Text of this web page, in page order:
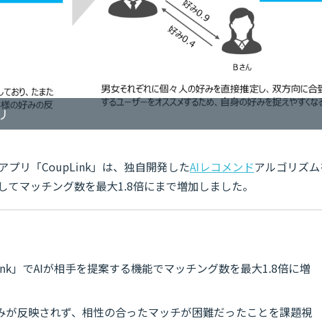
プリ「CoupLink」は、独自開発したAIレコメンドアルゴリズム
マッチング数を最大1.8倍にまで増加しました。
」でAIが相手を提案する機能でマッチング数を最大1.8倍に増
反映されず、相性の合ったマッチが困難だったことを課題視